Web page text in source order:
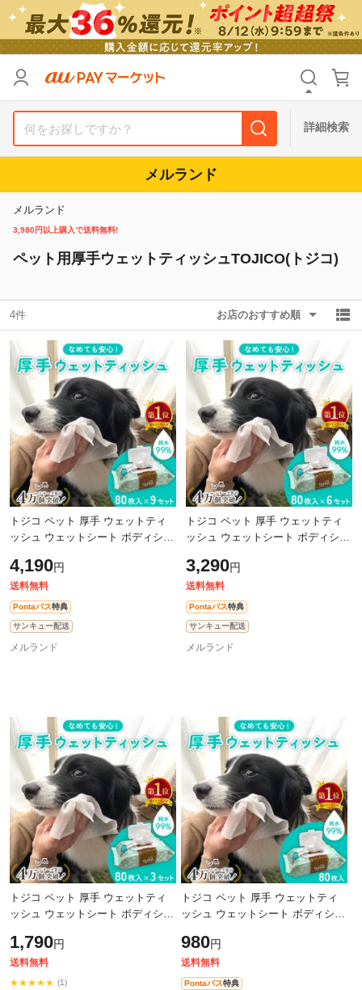
詳細検索
メルランド
メルランド
3,980円以上購入で送料無料!
ペット用厚手ウェットティッシュTOJICO(トジコ)
4件 お店のおすすめ順
トジコ ペット 厚手 ウェットティ
ッシュ ウェットシート ボディシー
香料 純水 99％ なめても安心 大判
4,190円
送料無料
Pontaパス特典
サンキュー配送
メルランド
トジコ ペット 厚手 ウェットティ
ッシュ ウェットシート ボディシー
香料 純水 99％ なめても安心 大判
3,290円
送料無料
Pontaパス特典
サンキュー配送
メルランド
トジコ ペット 厚手 ウェットティ
ッシュ ウェットシート ボディシー
香料 純水 99％ なめても安心 大判
1,790円
送料無料
★★★★★ (1)
トジコ ペット 厚手 ウェットティ
ッシュ ウェットシート ボディシー
香料 純水 99％ なめても安心 大判
980円
送料無料
Pontaパス特典
支払い方法
送料無料
Pontaパス特典対象すべて ポイントUPセレクトのみ
キーワード
除外ワード
リセット
支払い方法
送料無料
Pontaパス特典対象すべて ポイントUPセレクトのみ
キーワード
除外ワード